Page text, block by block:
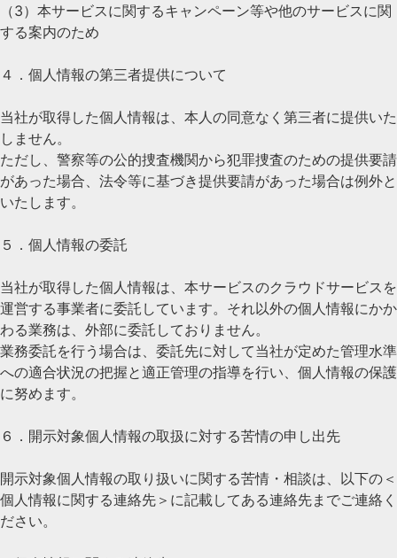
（3）本サービスに関するキャンペーン等や他のサービスに関
する案内のため
４．個人情報の第三者提供について
当社が取得した個人情報は、本人の同意なく第三者に提供いた
しません。
ただし、警察等の公的捜査機関から犯罪捜査のための提供要請
があった場合、法令等に基づき提供要請があった場合は例外と
いたします。
５．個人情報の委託
当社が取得した個人情報は、本サービスのクラウドサービスを
運営する事業者に委託しています。それ以外の個人情報にかか
わる業務は、外部に委託しておりません。
業務委託を行う場合は、委託先に対して当社が定めた管理水準
への適合状況の把握と適正管理の指導を行い、個人情報の保護
に努めます。
６．開示対象個人情報の取扱に対する苦情の申し出先
開示対象個人情報の取り扱いに関する苦情・相談は、以下の＜
個人情報に関する連絡先＞に記載してある連絡先までご連絡く
ださい。